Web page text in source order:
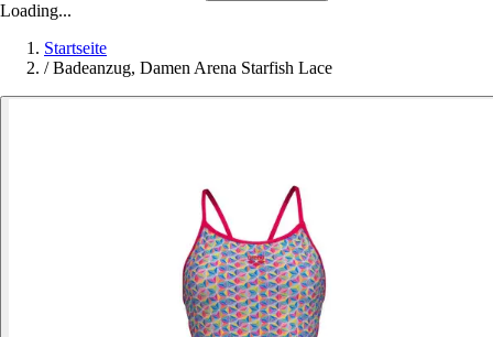
Loading...
Startseite
/ Badeanzug, Damen Arena Starfish Lace